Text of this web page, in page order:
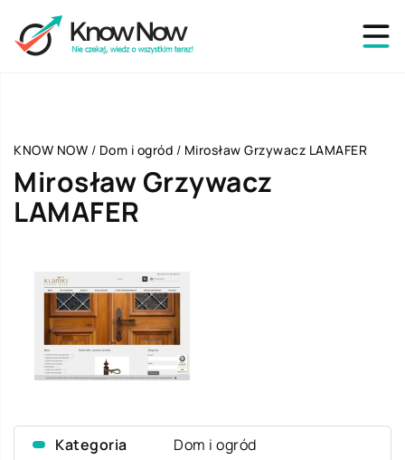
KNOW NOW / Dom i ogród / Mirosław Grzywacz LAMAFER
Mirosław Grzywacz
LAMAFER
Kategoria
Dom i ogród